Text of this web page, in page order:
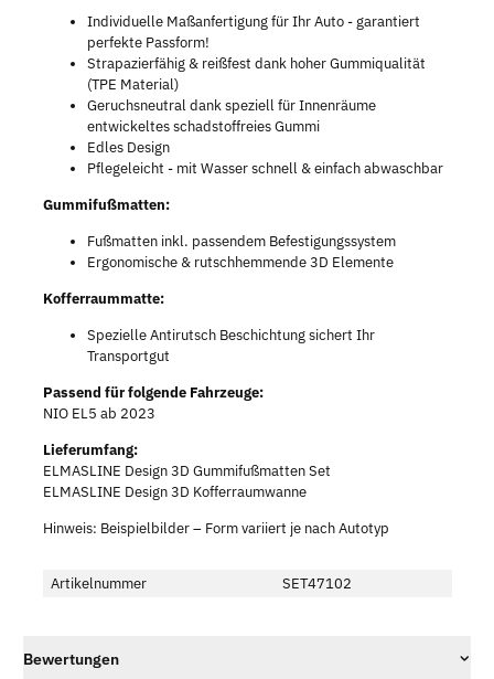
Individuelle Maßanfertigung für Ihr Auto - garantiert
perfekte Passform!
Strapazierfähig & reißfest dank hoher Gummiqualität
(TPE Material)
Geruchsneutral dank speziell für Innenräume
entwickeltes schadstoffreies Gummi
Edles Design
Pflegeleicht - mit Wasser schnell & einfach abwaschbar
Gummifußmatten:
Fußmatten inkl. passendem Befestigungssystem
Ergonomische & rutschhemmende 3D Elemente
Kofferraummatte:
Spezielle Antirutsch Beschichtung sichert Ihr
Transportgut
Passend für folgende Fahrzeuge:
NIO EL5 ab 2023
Lieferumfang:
ELMASLINE Design 3D Gummifußmatten Set
ELMASLINE Design 3D Kofferraumwanne
Hinweis: Beispielbilder – Form variiert je nach Autotyp
Artikelnummer SET47102
Bewertungen